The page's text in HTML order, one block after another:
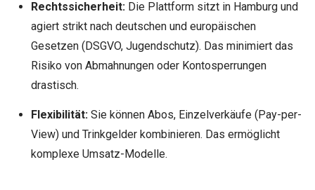
Rechtssicherheit:Die Plattform sitzt in Hamburg und
agiert strikt nach deutschen und europäischen
Gesetzen (DSGVO, Jugendschutz). Das minimiert das
Risiko von Abmahnungen oder Kontosperrungen
drastisch.
Flexibilität:Sie können Abos, Einzelverkäufe (Pay-per-
View) und Trinkgelder kombinieren. Das ermöglicht
komplexe Umsatz-Modelle.